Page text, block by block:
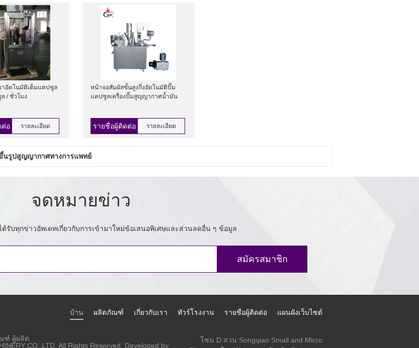
อัตโนมัติเต็มแคปซูล
/ ชั่วโมง
อ รายละเอียด
หน้าจอสัมผัสขั้นสูงกึ่งอัตโนมัติปั๊ม
แคปซูลเครื่องปั๊มสูญญากาศน้ำมัน
รายชื่อผู้ติดต่อ รายละเอียด
นรูปสูญญากาศทางการแพทย์
จดหมายข่าว
รับทุกข่าวอัพเดทเกี่ยวกับการเข้ามาใหม่ข้อเสนอพิเศษและส่วนลดอื่น ๆ ข้อมูล
สมัครสมาชิก
แผนผังเว็บไซต์
รายชื่อผู้ติดต่อ
ทัวร์โรงงาน
เกี่ยวกับเรา
ผลิตภัณฑ์
บ้าน
ฑ์ ผู้ผลิต.
CO.,LTD. All Rights Reserved. Developed by
โซน D สวน Songqiao Small and Micro